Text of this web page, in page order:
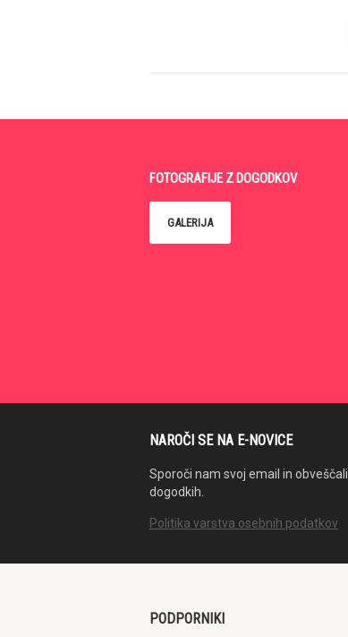
FOTOGRAFIJE Z DOGODKOV
GALERIJA
NAROČI SE NA E-NOVICE
Sporoči nam svoj email in
dogodkih.
Politika varstva osebnih podatkov
PODPORNIKI